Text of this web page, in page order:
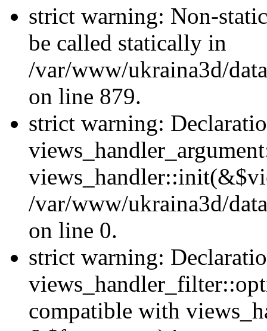
strict warning: Non-
be called statically in
/var/www/ukraina3d/
on line 879.
strict warning:
/var/www/ukraina3d/
on line 0.
strict warning:
compatible with